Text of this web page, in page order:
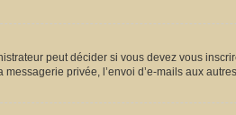
peut décider si vous devez vous
privée, l’envoi d’e-mails aux